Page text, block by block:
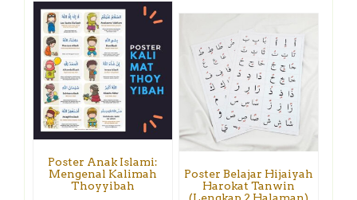
Poster Anak Islami:
Mengenal Kalimah
Thoyyibah
Poster Belajar Hijaiyah
Harokat Tanwin